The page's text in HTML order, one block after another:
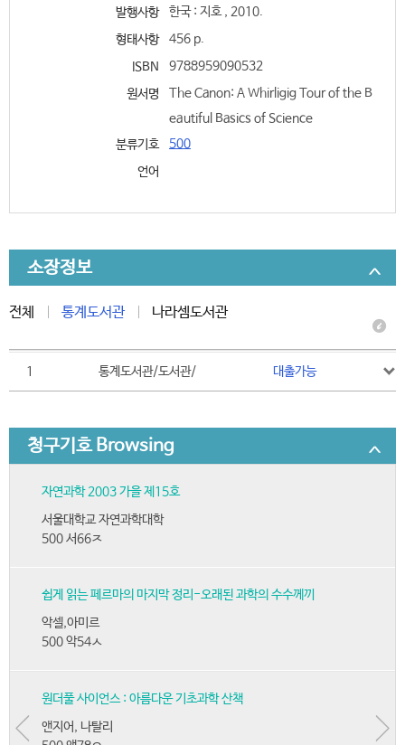
발행사항
한국 : 지호 , 2010.
형태사항
456 p.
ISBN
9788959090532
원서명
The Canon: A Whirligig Tour of the B
eautiful Basics of Science
분류기호
500
언어
소장정보
전체 통계도서관 나라셈도서관
1 통계도서관/도서관/ 대출가능
청구기호 Browsing
자연과학 2003 가을 제15호
서울대학교 자연과학대학
500 서66ㅈ
쉽게 읽는 페르마의 마지막 정리-오래된 과학의 수수께끼
악셀,아미르
500 악54ㅅ
원더풀 사이언스 : 아름다운 기초과학 산책
앤지어, 나탈리